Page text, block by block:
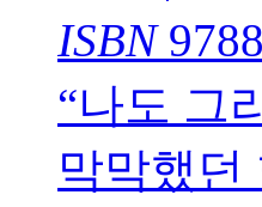
ISBN
“나도 그
막막했던